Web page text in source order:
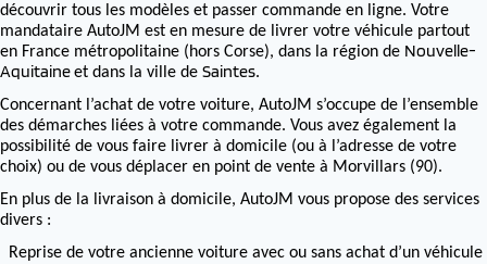
découvrir tous les modèles et passer commande en ligne. Votre
mandataire AutoJM est en mesure de livrer votre véhicule partout
en France métropolitaine (hors Corse), dans la région de Nouvelle-
Aquitaineet dans la ville de Saintes.
Concernant l’achat de votre voiture, AutoJM s’occupe de l’ensemble
des démarches liées à votre commande. Vous avez également la
possibilité de vous faire livrer à domicile (ou à l’adresse de votre
choix) ou de vous déplacer en point de vente à Morvillars (90).
En plus de la livraison à domicile, AutoJM vous propose des services
divers :
Reprise de votre ancienne voiture avec ou sans achat d’un véhicule